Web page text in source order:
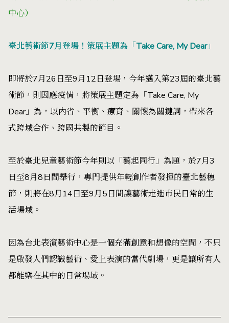
中心）
臺北藝術節7月登場！策展主題為「Take Care, My Dear」
即將於7月26日至9月12日登場，今年邁入第23屆的臺北藝
術節，則因應疫情，將策展主題定為「Take Care, My
Dear」為，以內省、平衡、療育、關懷為關鍵詞，帶來各
式跨域合作、跨國共製的節目。
至於臺北兒童藝術節今年則以「藝起同行」為題，於7月3
日至8月8日間舉行，專門提供年輕創作者發揮的臺北藝穗
節，則將在8月14日至9月5日間讓藝術走進巿民日常的生
活場域。
因為台北表演藝術中心是一個充滿創意和想像的空間，不只
是啟發人們認識藝術、愛上表演的當代劇場，更是讓所有人
都能樂在其中的日常場域。